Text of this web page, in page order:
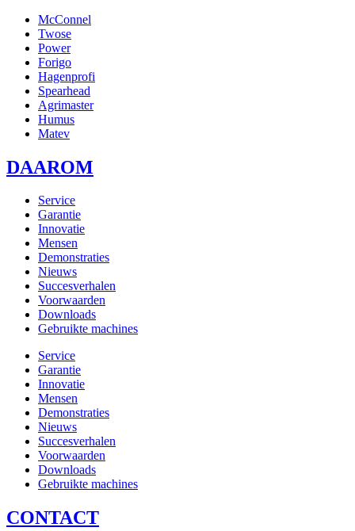
McConnel
Twose
Power
Forigo
Hagenprofi
Spearhead
Agrimaster
Humus
Matev
DAAROM
Service
Garantie
Innovatie
Mensen
Demonstraties
Nieuws
Succesverhalen
Voorwaarden
Downloads
Gebruikte machines
Service
Garantie
Innovatie
Mensen
Demonstraties
Nieuws
Succesverhalen
Voorwaarden
Downloads
Gebruikte machines
CONTACT